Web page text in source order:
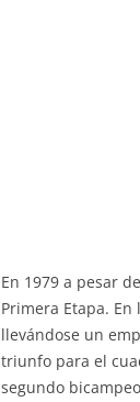
En 1979 a pesar
Primera Etapa.
llevándose un
triunfo para el
segundo